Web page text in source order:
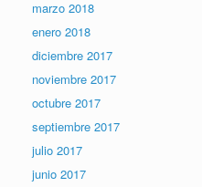
marzo 2018
enero 2018
diciembre 2017
noviembre 2017
octubre 2017
septiembre 2017
julio 2017
junio 2017